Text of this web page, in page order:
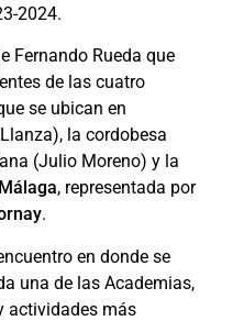
2024.
Fernando Rueda que
de las cuatro
se ubican en
la cordobesa
(Julio Moreno) y la
, representada por
.
en donde se
una de las Academias,
actividades más